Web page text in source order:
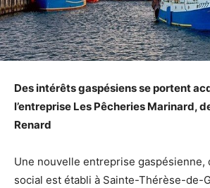
Des intérêts gaspésiens se portent
l’entreprise Les Pêcheries Marinard,
Renard
Une nouvelle entreprise
social est établi à Sainte-Thérèse-de-